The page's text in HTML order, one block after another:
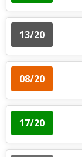
13/20
08/20
17/20